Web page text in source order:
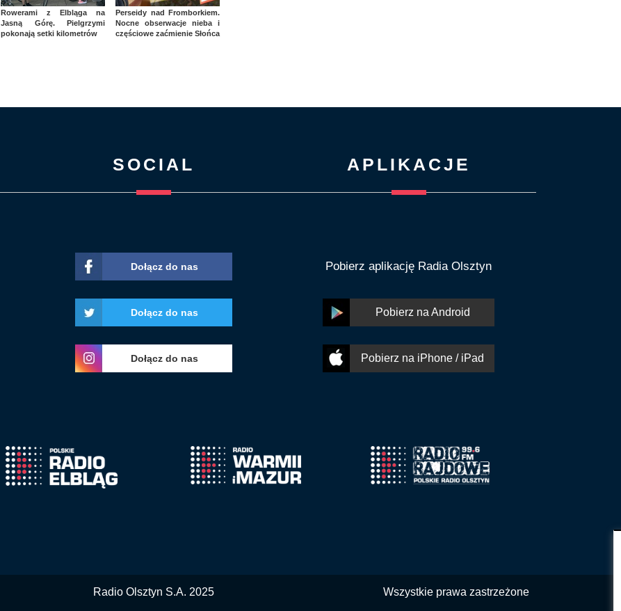
Rowerami z Elbląga na
Jasną Górę. Pielgrzymi
pokonają setki kilometrów
Perseidy nad Fromborkiem.
Nocne obserwacje nieba i
częściowe zaćmienie Słońca
SOCIAL
Dołącz do nas
Dołącz do nas
Dołącz do nas
APLIKACJE
Pobierz aplikację Radia Olsztyn
Pobierz na Android
Pobierz na iPhone / iPad
Radio Olsztyn S.A. 2025 Wszystkie prawa zastrzeżone